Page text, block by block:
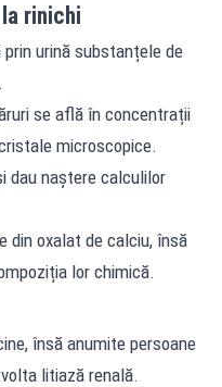
rinichi
urină substanțele de
se află în concentrații
microscopice.
dau naștere calculilor
din oxalat de calciu, însă
lor chimică.
însă anumite persoane
litiază renală.